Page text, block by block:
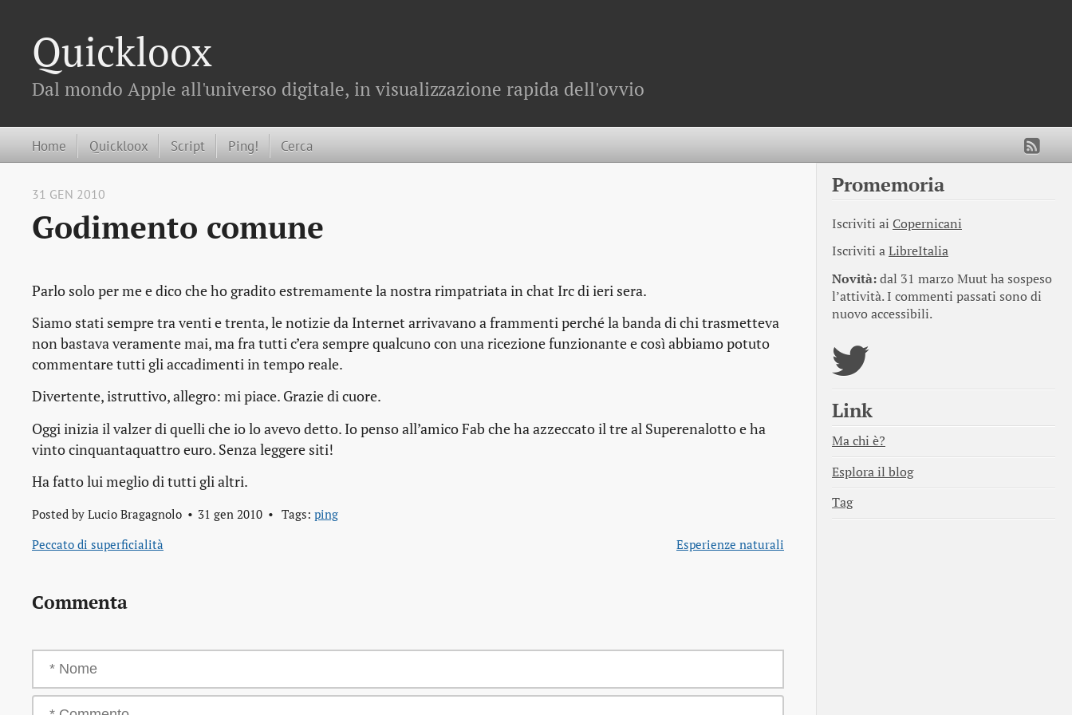
Quickloox
Dal mondo Apple all'universo digitale, in visualizzazione rapida dell'ovvio
Home Quickloox Script Ping! Cerca
31 GEN 2010
Godimento comune
Parlo solo per me e dico che ho gradito estremamente la nostra rimpatriata in chat Irc di ieri sera.
Siamo stati sempre tra venti e trenta, le notizie da Internet arrivavano a frammenti perché la banda di chi trasmetteva
non bastava veramente mai, ma fra tutti c’era sempre qualcuno con una ricezione funzionante e così abbiamo potuto
commentare tutti gli accadimenti in tempo reale.
Divertente, istruttivo, allegro: mi piace. Grazie di cuore.
Oggi inizia il valzer di quelli che io lo avevo detto. Io penso all’amico Fab che ha azzeccato il tre al Superenalotto e ha
vinto cinquantaquattro euro. Senza leggere siti!
Ha fatto lui meglio di tutti gli altri.
Posted by Lucio Bragagnolo 31 gen 2010 Tags: ping
Peccato di superficialità
Esperienze naturali
Commenta
Promemoria
Iscriviti ai Copernicani
Iscriviti aLibreItalia
Novità:dal 31 marzo Muut ha sospeso
l’attività. I commenti passati sono di
nuovo accessibili.
Link
Ma chi è?
Esplora il blog
Tag